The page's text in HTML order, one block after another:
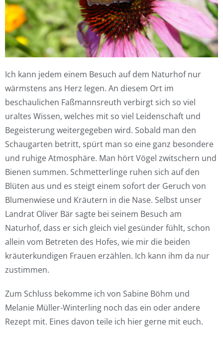
Ich kann jedem einem Besuch auf dem Naturhof nur
wärmstens ans Herz legen. An diesem Ort im
beschaulichen Faßmannsreuth verbirgt sich so viel
uraltes Wissen, welches mit so viel Leidenschaft und
Begeisterung weitergegeben wird. Sobald man den
Schaugarten betritt, spürt man so eine ganz besondere
und ruhige Atmosphäre. Man hört Vögel zwitschern und
Bienen summen. Schmetterlinge ruhen sich auf den
Blüten aus und es steigt einem sofort der Geruch von
Blumenwiese und Kräutern in die Nase. Selbst unser
Landrat Oliver Bär sagte bei seinem Besuch am
Naturhof, dass er sich gleich viel gesünder fühlt, schon
allein vom Betreten des Hofes, wie mir die beiden
kräuterkundigen Frauen erzählen. Ich kann ihm da nur
zustimmen.
Zum Schluss bekomme ich von Sabine Böhm und
Melanie Müller-Winterling noch das ein oder andere
Rezept mit. Eines davon teile ich hier gerne mit euch.